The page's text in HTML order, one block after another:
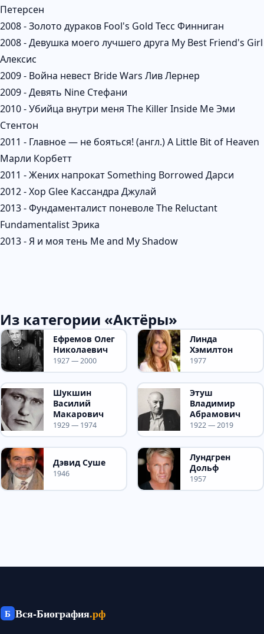
Петерсен
2008 - Золото дураков Fool's Gold Тесс Финниган
2008 - Девушка моего лучшего друга My Best Friend's Girl
Алексис
2009 - Война невест Bride Wars Лив Лернер
2009 - Девять Nine Стефани
2010 - Убийца внутри меня The Killer Inside Me Эми
Стентон
2011 - Главное — не бояться! (англ.) A Little Bit of Heaven
Марли Корбетт
2011 - Жених напрокат Something Borrowed Дарси
2012 - Хор Glee Кассандра Джулай
2013 - Фундаменталист поневоле The Reluctant
Fundamentalist Эрика
2013 - Я и моя тень Me and My Shadow
Из категории «Актёры»
Ефремов Олег
Николаевич
1927 — 2000
Линда
Хэмилтон
1977
Шукшин
Василий
Макарович
1929 — 1974
Этуш
Владимир
Абрамович
1922 — 2019
Дэвид Суше
1946
Лундгрен
Дольф
1957
Б Вся-Биография.рф